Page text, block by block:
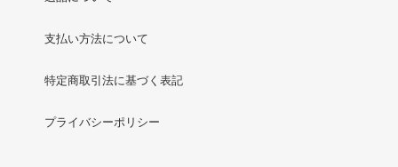
支払い方法について
特定商取引法に基づく表記
プライバシーポリシー